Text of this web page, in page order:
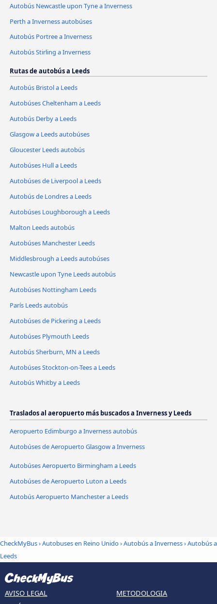
Autobús Newcastle upon Tyne a Inverness
Perth a Inverness autobúses
Autobús Portree a Inverness
Autobús Stirling a Inverness
Rutas de autobús a Leeds
Autobús Bristol a Leeds
Autobúses Cheltenham a Leeds
Autobús Derby a Leeds
Glasgow a Leeds autobúses
Gloucester Leeds autobús
Autobúses Hull a Leeds
Autobúses de Liverpool a Leeds
Autobús de Londres a Leeds
Autobúses Loughborough a Leeds
Malton Leeds autobús
Autobúses Manchester Leeds
Middlesbrough a Leeds autobúses
Newcastle upon Tyne Leeds autobús
Autobúses Nottingham Leeds
París Leeds autobús
Autobúses de Pickering a Leeds
Autobúses Plymouth Leeds
Autobús Sherburn, MN a Leeds
Autobúses Stockton-on-Tees a Leeds
Autobús Whitby a Leeds
Traslados al aeropuerto más buscados a Inverness y Leeds
Aeropuerto Edimburgo a Inverness autobús
Autobúses de Aeropuerto Glasgow a Inverness
Autobúses Aeropuerto Birmingham a Leeds
Autobúses de Aeropuerto Luton a Leeds
Autobús Aeropuerto Manchester a Leeds
CheckMyBus›Autobuses en Reino Unido›Autobús a Inverness›Autobús a
Leeds
AVISO LEGAL
METODOLOGIA